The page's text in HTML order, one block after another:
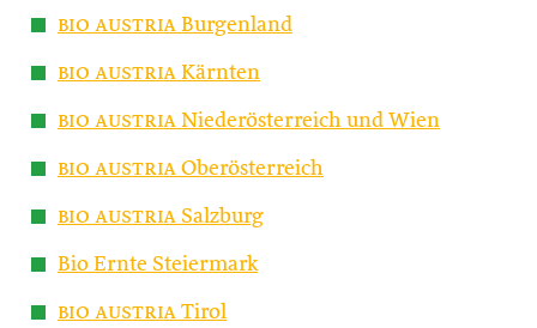
bio austria Burgenland
bio austria Kärnten
bio austria Niederösterreich und Wien
bio austria Oberösterreich
bio austria Salzburg
Bio Ernte Steiermark
bio austria Tirol